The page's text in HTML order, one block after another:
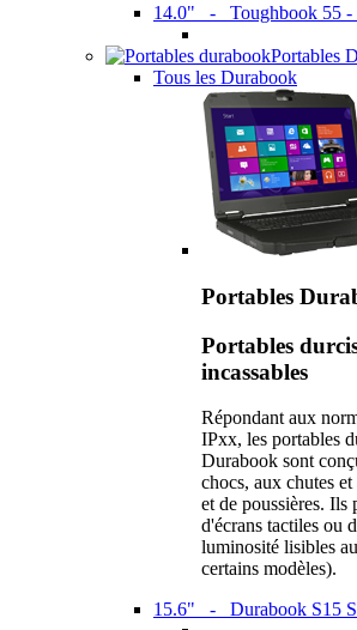
14.0" - Toughbook 55 -
Portables
Tous les Durabook
Portables
Portables
incassables
Répondant aux
IPxx, les portables
Durabook sont
chocs, aux chutes
et de poussières. Ils
d'écrans tactiles ou
luminosité lisibles
certains modèles).
15.6" - Durabook S15